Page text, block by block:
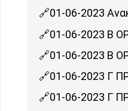
01-06-2023
01-06-2023 Β
01-06-2023 Β
01-06-2023 Γ
01-06-2023 Γ